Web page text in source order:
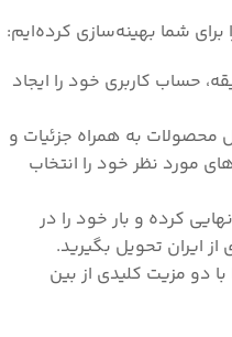
برای شما بهینه‌سازی کرده‌ایم:
حساب کاربری خود را ایجاد
محصولات به همراه جزئیات و
مورد نظر خود را انتخاب
کرده و بار خود را در
ایران تحویل بگیرید.
دو مزیت کلیدی از بین